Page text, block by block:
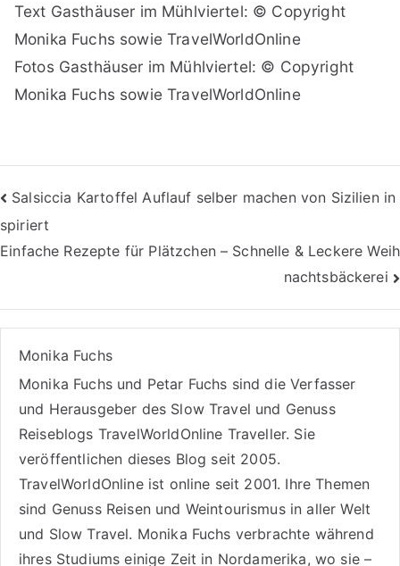
Text Gasthäuser im Mühlviertel: © Copyright
Monika Fuchs sowie TravelWorldOnline
Fotos Gasthäuser im Mühlviertel: © Copyright
Monika Fuchs sowie TravelWorldOnline
Beitragsnavigation
Salsiccia Kartoffel Auflauf selber machen von Sizilien in
spiriert
Einfache Rezepte für Plätzchen – Schnelle & Leckere Weih
nachtsbäckerei
Monika Fuchs
Monika Fuchs und Petar Fuchs sind die Verfasser
und Herausgeber des Slow Travel und Genuss
Reiseblogs TravelWorldOnline Traveller. Sie
veröffentlichen dieses Blog seit 2005.
TravelWorldOnline ist online seit 2001. Ihre Themen
sind Genuss Reisenund Weintourismusin aller Welt
und Slow Travel. Monika Fuchs verbrachte während
ihres Studiums einige Zeit in Nordamerika, wo sie –